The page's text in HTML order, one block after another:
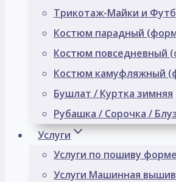
Трикотаж-Майки и
Костюм парадный
Костюм повседневный
Костюм камуфляжный
Бушлат / Куртка зимняя
Рубашка / Сорочка /
Услуги
Услуги по пошиву
Услуги Машинная